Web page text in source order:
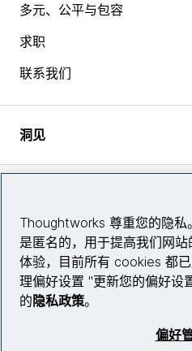
多元、公平与包容
求职
联系我们
洞见
关注
Thoughtworks 尊重您的隐
是匿名的，用于提高我们网
体验，目前所有 cookies 都
理偏好设置 "更新您的偏好设
的 隐私政策。
偏好